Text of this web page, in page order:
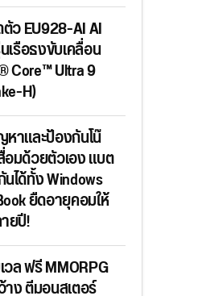
ว EU928-AI AI
เรือธงขับเคลื่อน
Core™ Ultra 9
H)
าและป้องกันโน๊
มด้วยตัวเอง แบต
ได้ทั้ง Windows
ยืดอายุคอมให้
ยปี!
วล ฟรี MMORPG
ง ตีมอนสเตอร์